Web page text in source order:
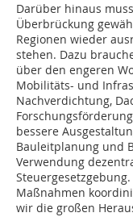
Darüber hinaus
Überbrückung
Regionen wieder
stehen. Dazu
über den engeren
Mobilitäts- und
Nachverdichtung,
bessere
Bauleitplanung und
Verwendung
Maßnahmen
wir die großen